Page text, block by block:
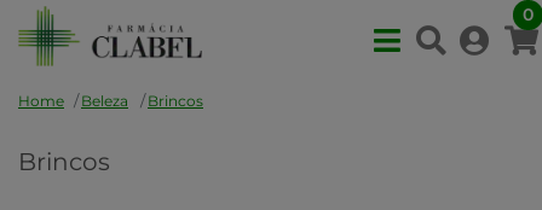
0
Home Beleza Brincos
Brincos